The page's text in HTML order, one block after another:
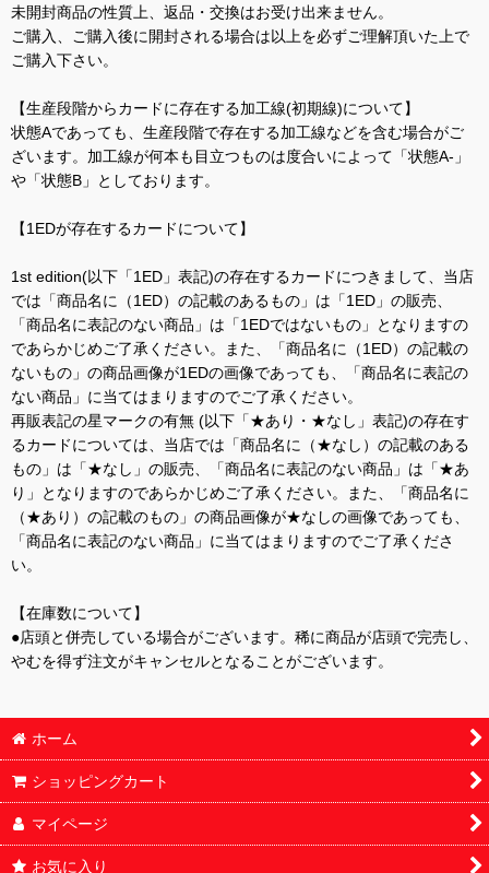
未開封商品の性質上、返品・交換はお受け出来ません。
ご購入、ご購入後に開封される場合は以上を必ずご理解頂いた上で
ご購入下さい。
【生産段階からカードに存在する加工線(初期線)について】
状態Aであっても、生産段階で存在する加工線などを含む場合がご
ざいます。加工線が何本も目立つものは度合いによって「状態A-」
や「状態B」としております。
【1EDが存在するカードについて】
1st edition(以下「1ED」表記)の存在するカードにつきまして、当店
では「商品名に（1ED）の記載のあるもの」は「1ED」の販売、
「商品名に表記のない商品」は「1EDではないもの」となりますの
であらかじめご了承ください。また、「商品名に（1ED）の記載の
ないもの」の商品画像が1EDの画像であっても、「商品名に表記の
ない商品」に当てはまりますのでご了承ください。
再販表記の星マークの有無 (以下「★あり・★なし」表記)の存在す
るカードについては、当店では「商品名に（★なし）の記載のある
もの」は「★なし」の販売、「商品名に表記のない商品」は「★あ
り」となりますのであらかじめご了承ください。また、「商品名に
（★あり）の記載のもの」の商品画像が★なしの画像であっても、
「商品名に表記のない商品」に当てはまりますのでご了承くださ
い。
【在庫数について】
●店頭と併売している場合がございます。稀に商品が店頭で完売し、
やむを得ず注文がキャンセルとなることがございます。
ホーム
ショッピングカート
マイページ
お気に入り